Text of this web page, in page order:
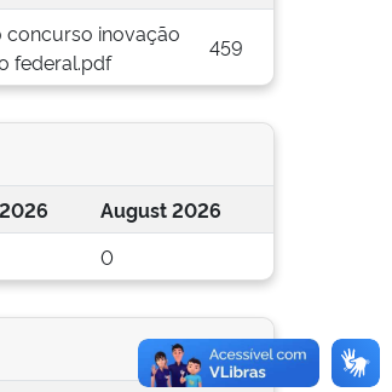
concurso inovação
federal.pdf
459
August 2026
0